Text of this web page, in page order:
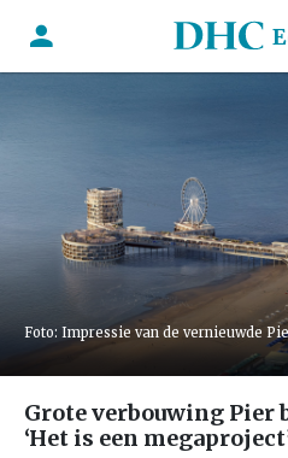
Foto: Impressie van de vernieuwde
Grote verbouwing Pier
‘Het is een